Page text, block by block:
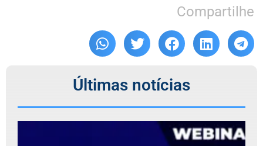
Compartilhe
Últimas notícias